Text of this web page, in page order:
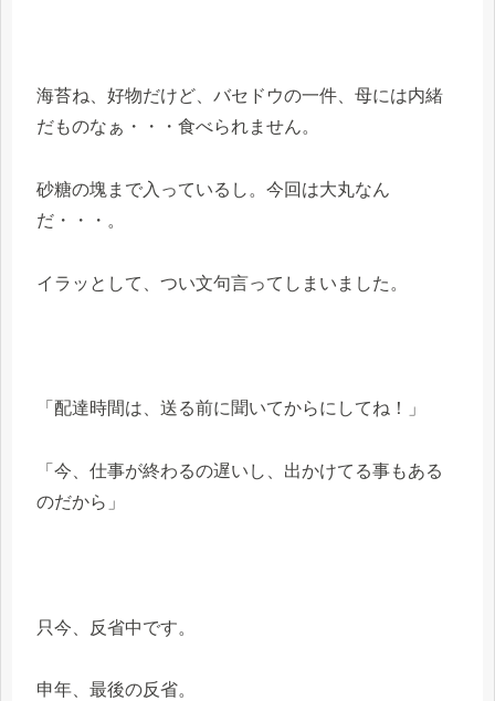
海苔ね、好物だけど、バセドウの一件、母には内緒
だものなぁ・・・食べられません。
砂糖の塊まで入っているし。今回は大丸なん
だ・・・。
イラッとして、つい文句言ってしまいました。
「配達時間は、送る前に聞いてからにしてね！」
「今、仕事が終わるの遅いし、出かけてる事もある
のだから」
只今、反省中です。
申年、最後の反省。